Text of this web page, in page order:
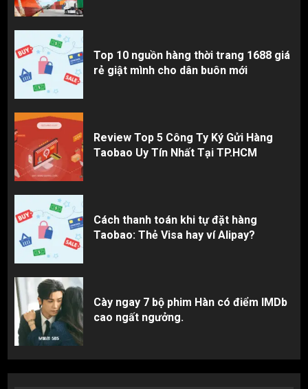
Top 10 nguồn hàng thời trang 1688 giá
rẻ giật mình cho dân buôn mới
Review Top 5 Công Ty Ký Gửi Hàng
Taobao Uy Tín Nhất Tại TP.HCM
Cách thanh toán khi tự đặt hàng
Taobao: Thẻ Visa hay ví Alipay?
Cày ngay 7 bộ phim Hàn có điểm IMDb
cao ngất ngưởng.